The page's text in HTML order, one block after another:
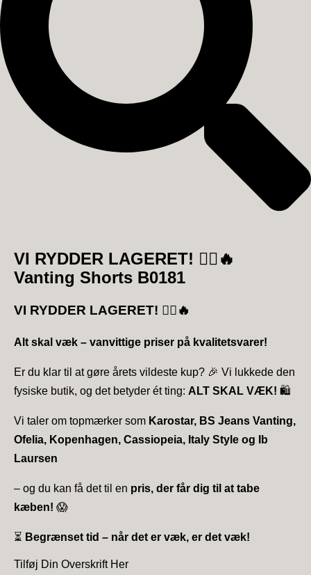
VI RYDDER LAGERET! 🏃‍♀️🔥
Vanting Shorts B0181
VI RYDDER LAGERET! 🏃‍♀️🔥
Alt skal væk – vanvittige priser på kvalitetsvarer!
Er du klar til at gøre årets vildeste kup? 🎉 Vi lukkede den
fysiske butik, og det betyder ét ting: ALT SKAL VÆK! 🛍️
Vi taler om topmærker som Karostar, BS Jeans Vanting,
Ofelia, Kopenhagen, Cassiopeia, Italy Style og Ib
Laursen
– og du kan få det til en pris, der får dig til at tabe
kæben! 😱
⏳ Begrænset tid – når det er væk, er det væk!
Tilføj Din Overskrift Her